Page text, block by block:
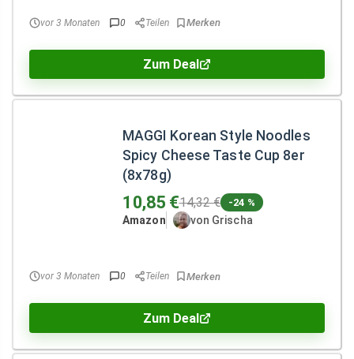
vor 3 Monaten 0 Teilen
Zum Deal
MAGGI Korean Style Noodles
Spicy Cheese Taste Cup 8er
(8x78g)
10,85 €14,32 € -24 %
Amazon von Grischa
vor 3 Monaten 0 Teilen
Zum Deal